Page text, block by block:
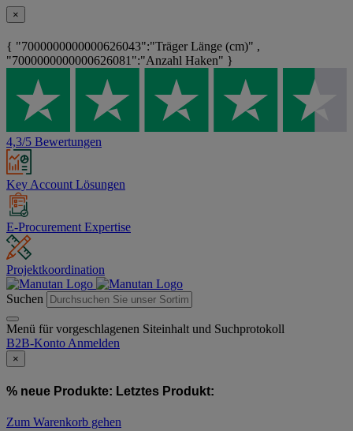
×
{ "7000000000000626043":"Träger Länge (cm)" ,
"7000000000000626081":"Anzahl Haken" }
4,3/5 Bewertungen
Key Account Lösungen
E-Procurement Expertise
Projektkoordination
Suchen
Menü für vorgeschlagenen Siteinhalt und Suchprotokoll
B2B-Konto Anmelden
×
% neue Produkte: Letztes Produkt:
Zum Warenkorb gehen